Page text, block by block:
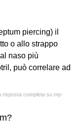
piercing) il
o allo strappo
naso più
può correlare ad
risposta completa su my-